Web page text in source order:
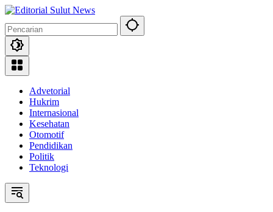
Langsung
konten
Advetorial
Hukrim
Internasional
Kesehatan
Otomotif
Pendidikan
Politik
Teknologi